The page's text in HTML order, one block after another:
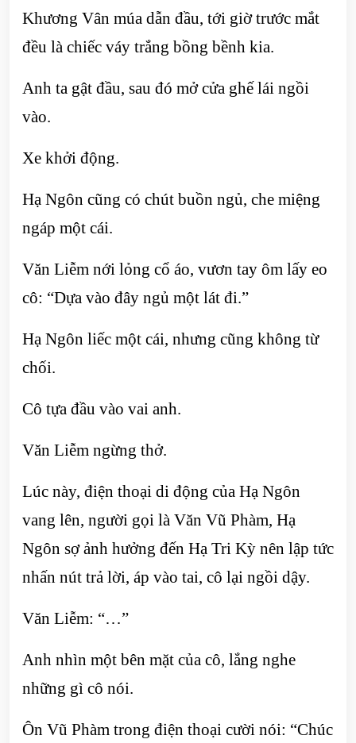
Khương Vân múa dẫn đầu, tới giờ trước mắt
đều là chiếc váy trắng bồng bềnh kia.
Anh ta gật đầu, sau đó mở cửa ghế lái ngồi
vào.
Xe khởi động.
Hạ Ngôn cũng có chút buồn ngủ, che miệng
ngáp một cái.
Văn Liễm nới lỏng cổ áo, vươn tay ôm lấy eo
cô: “Dựa vào đây ngủ một lát đi.”
Hạ Ngôn liếc một cái, nhưng cũng không từ
chối.
Cô tựa đầu vào vai anh.
Văn Liễm ngừng thở.
Lúc này, điện thoại di động của Hạ Ngôn
vang lên, người gọi là Văn Vũ Phàm, Hạ
Ngôn sợ ảnh hưởng đến Hạ Tri Kỳ nên lập tức
nhấn nút trả lời, áp vào tai, cô lại ngồi dậy.
Văn Liễm: “…”
Anh nhìn một bên mặt của cô, lắng nghe
những gì cô nói.
Ôn Vũ Phàm trong điện thoại cười nói: “Chúc